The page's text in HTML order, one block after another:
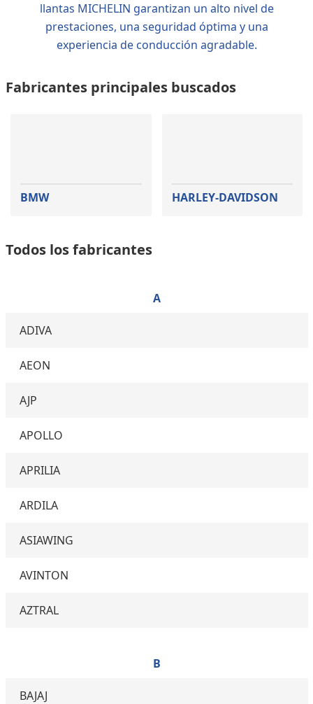
llantas MICHELIN garantizan un alto nivel de
prestaciones, una seguridad óptima y una
experiencia de conducción agradable.
Fabricantes principales buscados
BMW HARLEY-DAVIDSON
Todos los fabricantes
A
ADIVA
AEON
AJP
APOLLO
APRILIA
ARDILA
ASIAWING
AVINTON
AZTRAL
B
BAJAJ